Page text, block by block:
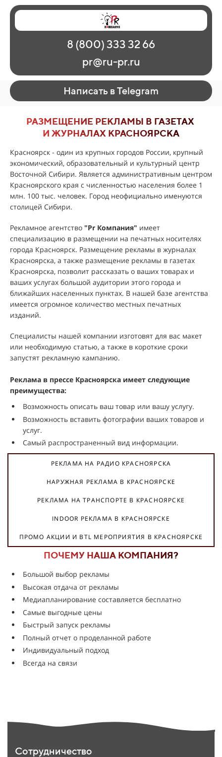
Главная
Наши работы
О рекламе
Регионы
Контакты
8 (800) 333 32 66
pr@ru-pr.ru
Написать в Telegram
РАЗМЕЩЕНИЕ РЕКЛАМЫ В ГАЗЕТАХ
И ЖУРНАЛАХ КРАСНОЯРСКА
Красноярск - один из крупных городов России, крупный
экономический, образовательный и культурный центр
Восточной Сибири. Является административным центром
Красноярского края с численностью населения более 1
млн. 100 тыс. человек. Город неофициально именуются
столицей Сибири.
Рекламное агентство "Pr Компания" имеет
специализацию в размещении на печатных носителях
города Красноярск. Размещение рекламы в журналах
Красноярска, а также размещение рекламы в газетах
Красноярска, позволит рассказать о ваших товарах и
ваших услугах большой аудитории этого города и
ближайших населенных пунктах. В нашей базе агентства
имеется огромное количество местных печатных
изданий.
Специалисты нашей компании изготовят для вас макет
или необходимую статью, а также в короткие сроки
запустят рекламную кампанию.
Реклама в прессе Красноярска имеет следующие
преимущества:
Возможность описать ваш товар или вашу услугу.
Возможность вставить фотографии ваших товаров и
услуг.
Самый распространенный вид информации.
РЕКЛАМА НА РАДИО КРАСНОЯРСКА
НАРУЖНАЯ РЕКЛАМА В КРАСНОЯРСКЕ
РЕКЛАМА НА ТРАНСПОРТЕ В КРАСНОЯРСКЕ
INDOOR РЕКЛАМА В КРАСНОЯРСКЕ
ПРОМО АКЦИИ И BTL МЕРОПРИЯТИЯ В КРАСНОЯРСКЕ
ПОЧЕМУ НАША КОМПАНИЯ?
Большой выбор рекламы
Высокая отдача от рекламы
Медиапланирование составляется бесплатно
Самые выгодные цены
Быстрый запуск рекламы
Полный отчет о проделанной работе
Индивидуальный подход
Всегда на связи
Сотрудничество